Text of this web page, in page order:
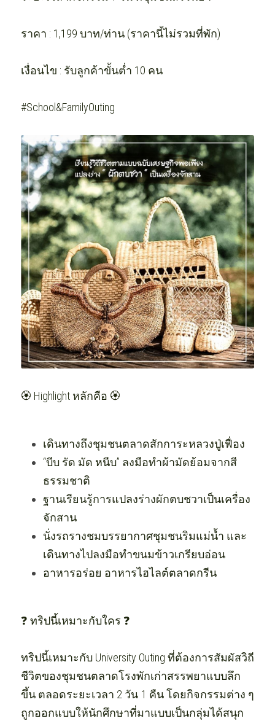
ราคา : 1,199 บาท/ท่าน (ราคานี้ไม่รวมที่พัก)
เงื่อนไข : รับลูกค้าขั้นต่ำ 10 คน
#School&FamilyOuting
🏵️ Highlight หลักคือ 🏵️
เดินทางถึงชุมชนตลาดสักการะหลวงปู่เฟื่อง
“บีบ รัด มัด หนีบ” ลงมือทำผ้ามัดย้อมจากสี
ธรรมชาติ
ฐานเรียนรู้การแปลงร่างผักตบชวาเป็นเครื่อง
จักสาน
นั่งรถรางชมบรรยากาศชุมชนริมแม่น้ำ และ
เดินทางไปลงมือทำขนมข้าวเกรียบอ่อน
อาหารอร่อย อาหารไฮไลต์ตลาดกรีน
❓ ทริปนี้เหมาะกับใคร ❓
ทริปนี้เหมาะกับ University Outing ที่ต้องการสัมผัสวิถี
ชีวิตของชุมชนตลาดโรงพักเก่าสรรพยาแบบลึก
ขึ้น ตลอดระยะเวลา 2 วัน 1 คืน โดยกิจกรรมต่าง ๆ
ถูกออกแบบให้นักศึกษาที่มาแบบเป็นกลุ่มได้สนุก